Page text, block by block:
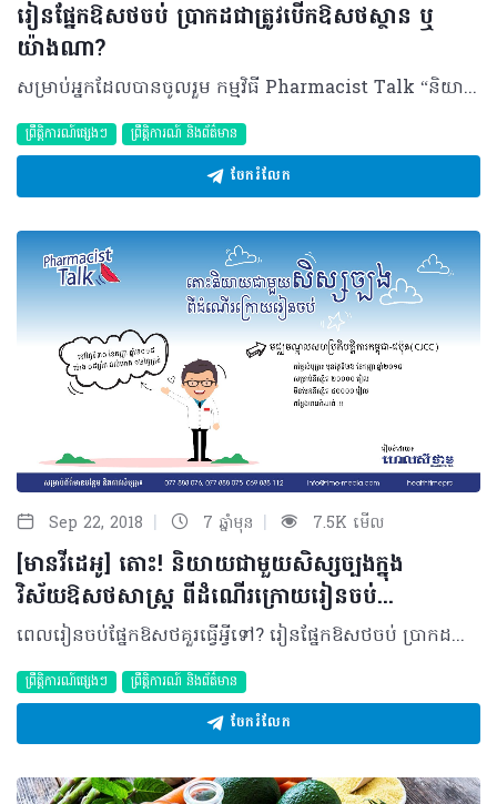
រៀនផ្នែកឱសថចប់ ប្រាកដជាត្រូវបើកឱសថស្ថាន ឬ
យ៉ាងណា?
សម្រាប់អ្នកដែលបានចូលរួម កម្មវិធី Pharmacist Talk “និយាយជាមួយសិស្សច្បងពីដំណើរក្រោយរៀនចប់” នាថ្ងៃទី៣០ ខែកញ្ញា ឆ្នាំ២០១៨ កន្លងទៅនេះ ប្រហែលជាបានដកសញ្ញាសួរ (?)បានមួយចំនួនធំហើយ។ ប៉ុន្តែចំពោះអ្នកដែលខកខានមិនបានចូលរួម អាចតាមដានលើ ទំព័រហ្វេសប៊ុក របស់ Healthtime Pro នូវវីដេអូសង្ខេបកម្មវិធី Pharmacist Talk របស់យើងដែលនឹងចេញនាពេលខាងមុខ។ គួរបញ្ជាក់ថា កម្មវិធី Pharmacist Talk ត្រូវបានប្រារព្ធនៅមជ្ឈមណ្ឌលសហប្រត្តិការកម្ពុជា-ជប៉ុន(CJCC) រៀបចំដោយ ក្រុមការងារ ហេលស៍ថាម ប្រូ (HEALTHTIME PRO) របស់ក្រុមហ៊ុន ហេលស៍ថាម ខបភូរេសិន (HEALTHTIME CORPORATION) និងរួមសហការឧបត្ថម្ភដោយផលិតផល Coxil។ គោលបំណងសំខាន់នៃកម្មវិធីនេះមានចំនួន ២ធំៗគឺ៖ ទីមួយ “ការជួយតម្រង់ផ្លូវពីអាជីពនាពេលអនាគត បន្ទាប់ពីបញ្ចប់ការសិក្សាផ្នែកឱសថសាស្រ្ត” និងទីពីរ “ការជួបសន្ទនាផ្ទាល់ ភ្ជាប់ទំនាក់ទំនង រវាងគ្រួសារឱសថការី ”។ កម្មវីធីរយៈពេលកន្លះថ្ងៃនេះបានធ្វើការចាប់ផ្តើមពីម៉ោង ៨ព្រឹក ដល់ម៉ោង ១២ថ្ងៃត្រង់ ដោយមានការចូលរួមពីវាគ្មិនកិត្តិយសចំនួន ១០រូបដែលជាអតីតនិស្សិតឱសថសាស្ត្រ និងសុទ្ធសឹងតែជោគជ័យលើវិថីការងារផ្សេងៗគ្នានាពេលបច្ចុប្បន្ន។ កម្មវិធីប្រព្រឹត្តទៅដោយមានចូលរួមយ៉ាងផុសផុល ពីសំណាក់ឱសថការី ក៏ដូចជានិស្សិតឱសថសាស្ត្រប្រមាណជាង ៧០នាក់ផងដែរ។ សកម្មភាពពេញមួយព្រឹកចែកចេញជា២ គឺ៖ 1. ការចែករំលែកបទពិសោធន៍ពីសំណាក់សិស្សច្បងទាក់ទងនឹង ការសម្រេចចិត្តជ្រើសរើសការងារបច្ចុប្បន្ន(ហេតុអ្វី និងអ្វីជាកត្តាជម្រុញឲ្យជ្រើសរើសអាជីពបច្ចុប្បន្ននេះ? ធ្លាប់ជួបប្រទះទុក្ខលំបាក និងចំណុចពេញចិត្តអ្វីខ្លះលើវិថីមួយនោះ?) 2. ការប្រឹក្សាយោបល់ជាក្រុម ដោយអ្នកចូលរួមមានឱកាសសាកសួរសំណួរ សុំការផ្តល់យោបល់ ជាមួយសិស្សច្បងដែលមានបទពិសោធន៍ផ្សេងគ្នា ដើម្បីឲ្យពួកគេអាចត្រៀមខ្លួន មុនពេលឈានទៅកាន់ការជ្រើសរើសអាជីពដែលខ្លួនស្រឡាញ់ ឬក៏សម្រេចចិត្តរៀនបន្តថ្នាក់ក្រោយឧត្តមសិក្សា។ គួរបញ្ជាក់ផងដែរថា សិស្សច្បងឱសថការី ដែលបានចូលរួមចែករំលែកនៅក្នុង Pharmacist Talk នេះ រួមមាន៖ 1. លោកស្រីបណ្ឌិតឱសថសាស្ត្រឯកទេស ហែម សុភក្តិ ប្រធានផ្នែកមន្ទីរពិសោធន៍វេជ្ជជីវសាស្ត្រចាតានិងជាសាស្ត្រាចារ្យផ្នែកមីក្រូជីវសាស្ត្រនៃសាកលវិទ្យាល័យ ពុទ្ធិសាស្ត្រ និងសាកលវិទ្យាល័យវិទ្យាសាស្ត្រសុខាភិបាល 2. កញ្ញាបណ្ឌិតឱសថសាស្ត្រឯកទេស យូ វណ្ណី អ្នកសម្របសម្រួលគម្រោងការគ្រប់គ្រងប្រព័ន្ធគុណភាពមន្ទីរពិសោធន៍ 3. លោកស្រីបណ្ឌិតឱសថសាស្ត្រឯកទេស ឆាយ សុខដាលីស អនុប្រធានការិយាល័យគ្រប់គ្រងឱសថសុវត្ថិភាពចំណីអាហារនៃមន្ទីរសុខាភិបាលខេត្តកណ្តាល 4. លោកឱសថការី អោក សៅ អ្នកគ្រប់គ្រងផលិតផលនៃក្រុមហ៊ុន សាណូហ្វី កម្ពុជា 5. លោកស្រីឱសថការី ជា បានហេង នាយកបច្ចេកទេសនៃសហគ្រាសផលិតឱសថ អន្តរជាតិ 6. កញ្ញាឱសថការី ចាន់ បូរ៉ា Business Development Leader & Pharmacy Supervisor at Community Pharma Co., Ltd. 7. កញ្ញាឱសថការី ឃាង ស៊ីវហ៊ុង អ្នកគ្រប់គ្រងផលិតផលនៃក្រុមហ៊ុនហេលស៍ថាម ខប 8. លោកឱសថការី ខេង សេងលី អតីតឱសថការីនៃមន្ទីរពេទ្យរ៉ូយ៉ាល់ភ្នំពេញ 9. កញ្ញាឱសថការី ស៊ីម ជីវីរ័ត្ន ស្ថាបនិកឱសថស្ថានអង្គរហ្វាម៉ា 10. កញ្ញាឱសថការី អ៊ីវ សុភា Pharmacist epidemiologist at Institute Pasteur of Cambodia និងជានិស្សិតថ្នាក់បណ្ឌិត។ ដើម្បីទទួលបានព័ត៌មានបន្ថែម សម្រាប់វគ្គសិក្សាដែលនឹងប្រព្រឹត្តទៅ នាពេលខាងមុខទៀត សូមតាមដានក្នុង Healthtime Pro ទាំងអស់គ្នា... ©2018 រក្សាសិទ្ធិគ្រប់យ៉ាង​ដោយ Healthtime Corporation ចំពោះគ្រប់អត្ថបទដោយគ្មានផ្នែកណាមួយត្រូវបោះពុម្ពផ្សាយចូល ប្រព័ន្ធអ៊ីនធឺណែតឧបករណ៍អេឡិចត្រូនិកអាត់ជាសំឡេងឬថតចំលងគ្រប់រូបភាពដោយគ្មានការអនុញ្ញាតឡើយ
ព្រឹត្តិការណ៍ផ្សេងៗ ព្រឹត្តិការណ៍ និងព័ត៌មាន
ចែករំលែក
Sep 22, 2018 | 7 ឆ្នាំមុន | 7.5K មើល
[មានវីដេអូ] តោះ! និយាយជាមួយសិស្សច្បងក្នុង
វិស័យឱសថសាស្ត្រ ពីដំណើរក្រោយរៀនចប់...
ពេលរៀនចប់ផ្នែកឱសថគួរធ្វើអ្វីទៅ? រៀនផ្នែកឱសថចប់ ប្រាកដជាត្រូវបើកឱសថស្ថានឬយ៉ាងណា? រៀនចប់ឱសថហើយ មានផ្លូវណាគួរបន្តដើរខ្លះ? ចុះចំណែកឱសថការីដែលបានបញ្ចប់ការសិក្សាហើយ? តើមានជំនឿចិត្ត និងពេញចិត្តគ្រប់គ្រាន់ឬនៅសម្រាប់ការដើរលើផ្លូវដែលខ្លួនបានជ្រើសរើស?… ឱសថការី ក៏ដូចជាអនាគតឱសថការីរបស់យើង ប្រហែលជាធ្លាប់បានសួរខ្លួនឯង ឬលើកមកពិភាក្សាជាមួយមិត្តភក្តិជាច្រើនលើកច្រើនសាររួចមកហើយនូវសំណួរខាងលើនេះ ហើយក៏ប្រហែលមានសំណួរជាច្រើនទៀតទាក់ទងនឹងគោលដៅនៃអាជីពទៅថ្ងៃអនាគតដែលតែងតែចោទជាការបារម្ភ និងកង្វល់ជាច្រើនសម្រាប់យើង ជាពិសេសនៅឆ្នាំដែលត្រៀមបញ្ចប់ការសិក្សាតែម្តង។ ​ ជាការពិត អាជីពទៅថ្ងៃអនាគតរបស់ឱសថការីក្រោយបញ្ចប់ការសិក្សាមានច្រើនជម្រើសត្រៀមសម្រាប់ឲ្យឱសថការីដែលបញ្ចប់ការសិក្សាជ្រើសរើស តែទោះយ៉ាងនេះក្តី អ្នកប្រហែលជាម្នាក់ក្នុងចំណោមអនាគត និងបច្ចុប្បន្នឱសថការីជាច្រើនរូប ដែលកំពុងតែមានភាពស្មុគស្មាញ បារម្ភ ខ្វល់ខ្វាយ មិនអាចសម្រេចចិត្ត និងមិនអាចតាំងអារម្មណ៍លើអ្វីដែលកំពុងធ្វើ ថែមទាំងមិនអាចត្រៀមខ្លួនបានត្រឹមត្រូវ សម្រាប់ការសម្រេចជោគជ័យលើគោលដៅអាជីពជាឱសថការីរបស់ខ្លួនបានថែមទៀតផង។ បញ្ហាមួយចំនួនក្នុងចំណោមបញ្ហាជាច្រើនដែលធ្វើឲ្យអ្នកនៅស្ទាក់ស្ទើរ ឬមានអារម្មណ៍ថាវង្វេងផ្លូវក្នុងការជ្រើសរើសអាជីពគោលដៅគឺជា ការខ្វះខាតនូវបទពិសោធន៍ ព័ត៌មាន តថភាពជាក់ស្តែង ទំនាក់ទំនង ក៏ដូចជាកម្លាំងជំរុញទឹកចិត្ត ដែលទាំងនេះក៏ធ្លាប់ជាបញ្ហាសម្រាប់រៀមច្បងឱសថការីរបស់អ្នកដូចគ្នាដែរ។ បើអញ្ចឹង ហេតុអ្វីក៏មិនចាប់យកឱកាសក្នុងការជួបជាមួយនឹងសិស្សច្បងឱសថការីរបស់អ្នក ដែលបានឆ្លងកាត់ដំណើរផ្លូវដែលអ្នកកំពុងមានការបារម្ភក្នុងការឈានជើងឆ្លងកាត់ និងមើលថាតើពួកគាត់អាចជួយអ្នកបានកម្រិតណា? អ្នកអាចនឹងភ្ញាក់ផ្អើលក្រោយពីបានជួបពួកគាត់! ហេតុអ្វី Pharmacist Talk ត្រូវបានបង្កើតឡើង? ស្របពេលនឹងការចូលរួមលើកកម្ពស់វិជ្ជាជីវៈសុខាភិបាលតាមរយៈប្រតិបត្តិការផ្សេងៗជាច្រើនកន្លងមក ហេលស៍ថាម ប្រូ ក៏ជឿជាក់ផងដែរថា វិជ្ជាជីវៈឱសថសាស្ត្រពិតជាចូលរួមចំណែកយ៉ាងសំខាន់ក្នុងការអភិវឌ្ឍវិស័យសុខាភិបាលទាំងមូល ហើយក្នុងនោះផងដែរការលើកកម្ពស់ធនធានមនុស្ស ពោលគឺអនាគតឱសថការីជំនាន់ក្រោយ គឺជាអ្វីដែលយើងមិនអាចមើលរំលងបានឡើយ។ ហេតុនេះ លើកនេះ ហេលស៍ថាម ប្រូ បានធ្វើការគោរពអញ្ជើញនូវវាគ្មិនវ័យក្មេងដែលជានិមិត្តរូបដ៏មានប្រជាប្រិយនៅក្នុងវិស័យឱសថសាស្ត្រចំនួន ១០រូប ដើម្បីធ្វើការចែករំលែកលើបទពិសោធន៍“នៅក្នុងដំណើរក្រោយរៀនចប់” របស់ពួកគាត់ទៅកាន់អនាគតឱសថការីរបស់យើង ដើម្បីបង្ហាញជាមាគ៌ាក្នុងការជ្រើសរើសដំណើរជីវិតដ៏ត្រឹមត្រូវក្នុងវិជ្ជាជីវៈរបស់ពួកគេ ដើម្បីឈានដល់ភាពជោគជ័យលើអាជីព និងនាំទៅដល់ការកើនឡើងទាំងចំនួន និងគុណភាពនៃធនធានមនុស្សក្នុងការលើកកម្ពស់វិស័យឱសថសាស្ត្រ ក៏ដូចជាវិស័យសុខាភិបាលទាំងមូលតែម្តង។ អ្វីគួររំពឹងថានឹងទទួលបានក្រោយពីចូលរួម Pharmacist Talk នេះ? ហេលស៍ថាម ប្រូ ជឿជាក់ថា ក្រោយពីចូលរួមកម្មវិធីនេះអ្នកនឹងអាចរកឃើញនូវគោលដៅដែលធ្លាប់តែស្រពិចស្រពិល ទទួលបានគន្លឹះក្នុងការសម្រេចគោលដៅក្នុងអាជីព ព័ត៌មានជាក់ស្តែងអំពីអាជីព កម្លាំងជំរុញចិត្ត និងភាពជឿជាក់លើគោលដៅដែលបានជ្រើសរើស ដែលទាំងនេះនឹងអាចជួយឱសថការី ក៏ដូចជាអនាគតឱសថការីក្នុងការត្រៀមខ្លួនឲ្យបានល្អដើម្បីឈានជើងក្នុងអាជីពក្នុងក្រីស្រម៉ៃ ក៏ដូចជាជួយក្នុងការអភិវឌ្ឍដំណើរផ្លូវនៅក្នុងអាជីពបច្ចុប្បន្នរបស់ខ្លួនផងដែរ។ តាមរយៈការចែករំលែកនូវបទពិសោធន៍ផ្ទាល់ខ្លួនរបស់សិស្សច្បងឱសថការីរបស់យើង ក៏ដូចជាការប្រឹក្សាយោបល់ អ្នកក៏នឹងអាចចាប់ផ្តើមរកឃើញនូវចំណង់ចំណូលចិត្តពិតប្រាកដរបស់ខ្លួន និងអាចជ្រើសរើសអាជីពដែលស័ក្តិសមចំពោះខ្លួនប្រកបដោយជំនឿចិត្តផងដែរ។ លើសពីនេះ ហេតុអ្វីមិនចាប់ឱកាសជួបជុំនេះក្នុងការបង្កើនចំណងមិត្តភក្តិភាព ក៏ដូចជាភាពស្និទស្នាលនៅក្នុងក្រុមគ្រួសារឱសថការីរបស់យើង និងស្វែងរកនិមិត្តរូបដែលជាគំរូសម្រាប់អាជីពអនាគតរបស់អ្នកផង? គួរបញ្ជាក់ផងដែថា សិស្សច្បងឱសថការីរបស់យើង ដែលនឹងចូលរួមចែករំលែកនៅក្នុង Pharmacist Talk នេះ រួមមាន៖ 1. លោកស្រីបណ្ឌិតឱសថសាស្ត្រឯកទេស ហែម សុភក្តិ ប្រធានផ្នែកមន្ទីរពិសោធន៍វេជ្ជជីវសាស្ត្រចាតានិងជាសាស្ត្រាចារ្យផ្នែកមីក្រូជីវសាស្ត្រនៃសាកលវិទ្យាល័យ ពុទ្ធិសាស្ត្រ និងសាកលវិទ្យាល័យវិទ្យាសាស្ត្រសុខាភិបាល 2. កញ្ញាបណ្ឌិតឱសថសាស្ត្រឯកទេស យូ វណ្ណី អ្នកសម្របសម្រួលគម្រោងការគ្រប់គ្រងប្រព័ន្ធគុណភាពមន្ទីរពិសោធន៍ 3. លោកស្រីបណ្ឌិតឱសថសាស្ត្រឯកទេស ឆាយ សុខដាលីស អនុប្រធានការិយាល័យគ្រប់គ្រងឱសថសុវត្ថិភាពចំណីអាហារនៃមន្ទីរសុខាភិបាលខេត្តកណ្តាល 4. លោកឱសថការី អោក សៅ អ្នកគ្រប់គ្រងផលិតផលនៃក្រុមហ៊ុន សាណូហ្វី កម្ពុជា 5. លោកស្រីឱសថការី ជា បានហេង នាយកបច្ចេកទេសនៃសហគ្រាសផលិតឱសថ អន្តរជាតិ 6. កញ្ញាឱសថការី ចាន់ បូរ៉ា Business Development Leader & Pharmacy Supervisor at Community Pharma Co., Ltd. 7. កញ្ញាឱសថការី ឃាង ស៊ីវហ៊ុង អ្នកគ្រប់គ្រងផលិតផលនៃក្រុមហ៊ុនហេលស៍ថាម ខប 8. លោកឱសថការី ខេង សេងលី អតីតឱសថការីនៃមន្ទីរពេទ្យរ៉ូយ៉ាល់ភ្នំពេញ 9. កញ្ញាឱសថការី ស៊ីម ជីវីរ័ត្ន ស្ថាបនិកឱសថស្ថានអង្គរហ្វាម៉ា 10. កញ្ញាឱសថការី អ៊ីវ សុភា Pharmacist epidemiologist at Institute Pasteur of Cambodia និងជានិស្សិតថ្នាក់បណ្ឌិត។ សំបុត្រចូលរួម សម្រាប់ការចូលរួម អ្នកទាំងអស់គ្នាអាចចុះឈ្មោះចូលរួមជាមុន ជាមួយតម្លៃសំបុត្រត្រឹមតែ ២០,០០០រៀល (សម្រាប់និស្សិត) និង៤០,០០០រៀល (សម្រាប់មិនមែននិស្សិត) នៅមុនថ្ងៃទី ២៦ ខែកញ្ញា ឆ្នាំ២០១៨។ ចំពោះតម្លៃសំបុត្រក្រោយថ្ងៃទី២៦ ខែកញ្ញា ឆ្នាំ២០១៨ គឺ ៤០,០០០រៀល (សម្រាប់និស្សិត) និង៦០,០០០រៀល (សម្រាប់អ្នកមិនមែននិស្សិត) ។ ***បញ្ជាក់៖ ចំនួនកន្លែងមានកំណត់!!! របៀបចុះឈ្មោះ ដើម្បីចុះឈ្មោះជាមុន សូមចូលទៅកាន់ទំព័រ http://healthtime.tips/subpage/Healthtimepro/appointments ហើយធ្វើការបំពេញឈ្មោះ ភេទ អ៊ីម៉ែល លេខទូរស័ព្ទ ដោយជ្រើសយក Healthtime Pro Forum និងរើសយក ថ្ងៃទី៣០ ខែកញ្ញា ឆ្នាំ ២០១៨ ម៉ោង៨ព្រឹក។ ត្រង់ផ្នែកព័ត៌មានបន្ថែម សូមបំពេញឈ្មោះស្ថាប័នសិក្សា ឬការងារ (សាលា ឬកន្លែងធ្វើការ) និងចំនួនសំបុត្រដែលអ្នកត្រូវការ។ ឬ ប្រើ Healthogo App ស្វែងរក Healthtime Pro ហើយចុចលើការណាត់ជួប រួចបំពេញ ថ្ងៃទី៣០ ខែកញ្ញា ឆ្នាំ ២០១៨ ម៉ោង៨ព្រឹក ជ្រើសយក Healthtime Pro Forum និងបំពេញលេខទូរស័ព្ទ។ ត្រង់ផ្នែកព័ត៌មានបន្ថែម សូមបំពេញឈ្មោះស្ថាប័នសិក្សា ឬការងារ (សាលា ឬកន្លែងធ្វើការ) និងចំនួនសំបុត្រដែលអ្នកត្រូវការ។ កំណត់សម្គាល់ ៖ ការបង់ប្រាក់ និងទទួលសំបុត្រ ប្រព្រឹត្តិនៅការិយាល័យក្រុមហ៊ុនហេលស៍ថាមខប ចាប់ពីថ្ងៃជូនដំណឹងនេះតទៅ។ សម្រាប់ទំនាក់ទំនងព័ត៌មានបន្ថែម ៖ ០៧៧ ៨៨៨ ០៧៦/ ០៧៧ ៨៨៨ ០៧៥/ ០៦៩ ៨៨៨ ១១២ កុំភ្លេច ចូលរួមជាមួយពួកយើង ក្នុងកម្មវិធី Pharmacist Talk ៖ “តោះ! និយាយជាមួយសិស្សច្បងពីដំណើរក្រោយរៀនចប់”ទាំងអស់គ្នា នៅព្រឹកថ្ងៃទី ៣០ ខែកញ្ញា ឆ្នាំ២០១៨ ខាងមុខនេះ ចាប់ពី៨ព្រឹក ដល់១២ថ្ងៃត្រង់ នៅមជ្ឈមណ្ឌលសហប្រតិបត្តិការកម្ពុជា-ជប៉ុន (CJCC)។ ប្រញាប់កក់សំបុត្ររបស់អ្នកនៅថ្ងៃនេះ (កន្លែងមានកំណត់)! ហើយពួកយើង និងសិស្សច្បងឱសថការីរបស់យើង នឹងរង់ចាំជួបអ្នកទាំងអស់គ្នានៅថ្ងៃនោះ! *ហេលស៍ថាម ប្រូ ជាស្ថាប័នផ្តោតលើការអប់រំ និងពង្រឹងសមត្ថភាពរបស់អ្នកប្រកបវិជ្ជាជីវៈសុខាភិបាល ជាពិសេសលើការប្រាស្រ័យទាក់ទងជាមួយនឹងអ្នកជំងឺ ដើម្បីសុខុមាលភាពរបស់ប្រជាជនកម្ពុជា។ ©2018 រក្សាសិទ្ធិគ្រប់យ៉ាង​ដោយ Healthtime Corporation ចំពោះគ្រប់អត្ថបទដោយគ្មានផ្នែកណាមួយត្រូវបោះពុម្ពផ្សាយចូល ប្រព័ន្ធអ៊ីនធឺណែតឧបករណ៍អេឡិចត្រូនិកអាត់ជាសំឡេង ឬថតចំលងគ្រប់រូបភាពដោយគ្មានការអនុញ្ញាតឡើយ
ព្រឹត្តិការណ៍ផ្សេងៗ ព្រឹត្តិការណ៍ និងព័ត៌មាន
ចែករំលែក